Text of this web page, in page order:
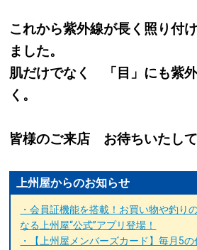
これから紫外線が長く照り付
ました。
肌だけでなく 「目」にも紫
く。
皆様のご来店 お待ちいたして
上州屋からのお知らせ
・会員証機能を搭載！お買い物や釣り
なる上州屋“公式”アプリ登場！
・【上州屋メンバーズカード】毎月5の